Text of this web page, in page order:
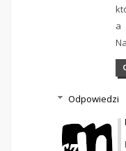
a
Odpowiedzi